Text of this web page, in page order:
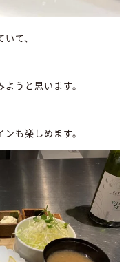
て、
うと思います。
も楽しめます。